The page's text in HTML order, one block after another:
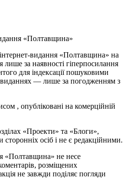
«Полтавщина»
видання «Полтавщина» на
лише за наявності гіперпосилання
для індексації пошуковими
— лише за погодженням з
, опубліковані на комерційній
«Проекти» та «Блоги»,
сторонніх осіб і не є редакційними.
«Полтавщина» не несе
розміщених
не завжди поділяє погляди